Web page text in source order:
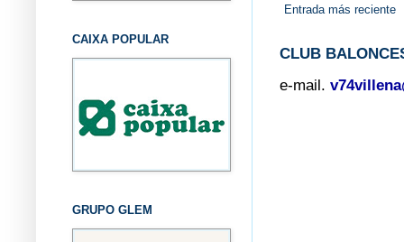
Entrada más reciente
CLUB
e-mail.
CAIXA POPULAR
GRUPO GLEM